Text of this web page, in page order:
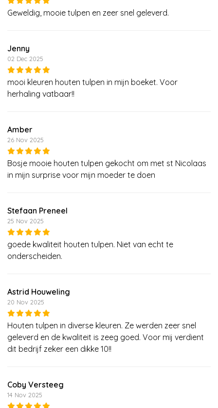
Geweldig, mooie tulpen en zeer snel geleverd.
Jenny
02 Dec 2025
mooi kleuren houten tulpen in mijn boeket. Voor
herhaling vatbaar!!
Amber
26 Nov 2025
Bosje mooie houten tulpen gekocht om met st Nicolaas
in mijn surprise voor mijn moeder te doen
Stefaan Preneel
25 Nov 2025
goede kwaliteit houten tulpen. Niet van echt te
onderscheiden.
Astrid Houweling
20 Nov 2025
Houten tulpen in diverse kleuren. Ze werden zeer snel
geleverd en de kwaliteit is zeeg goed. Voor mij verdient
dit bedrijf zeker een dikke 10!!
Coby Versteeg
14 Nov 2025